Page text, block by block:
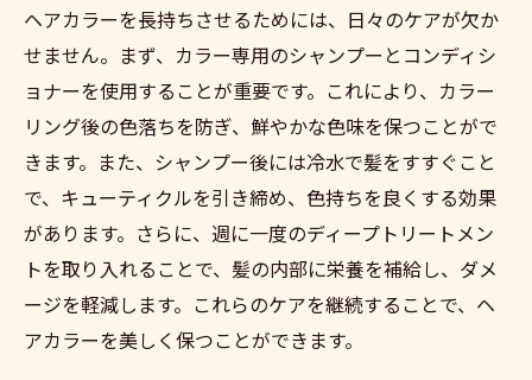
ヘアカラーを長持ちさせるためには、日々のケアが欠か
せません。まず、カラー専用のシャンプーとコンディシ
ョナーを使用することが重要です。これにより、カラー
リング後の色落ちを防ぎ、鮮やかな色味を保つことがで
きます。また、シャンプー後には冷水で髪をすすぐこと
で、キューティクルを引き締め、色持ちを良くする効果
があります。さらに、週に一度のディープトリートメン
トを取り入れることで、髪の内部に栄養を補給し、ダメ
ージを軽減します。これらのケアを継続することで、ヘ
アカラーを美しく保つことができます。